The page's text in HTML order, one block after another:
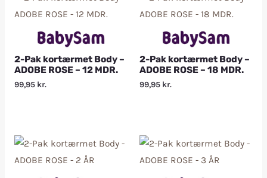
2-Pak kortærmet Body –
ADOBE ROSE – 12 MDR.
99,95 kr.
2-Pak kortærmet Body –
ADOBE ROSE – 18 MDR.
99,95 kr.